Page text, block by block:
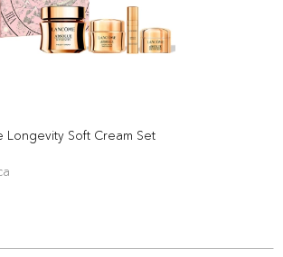
Longevity Soft Cream Set